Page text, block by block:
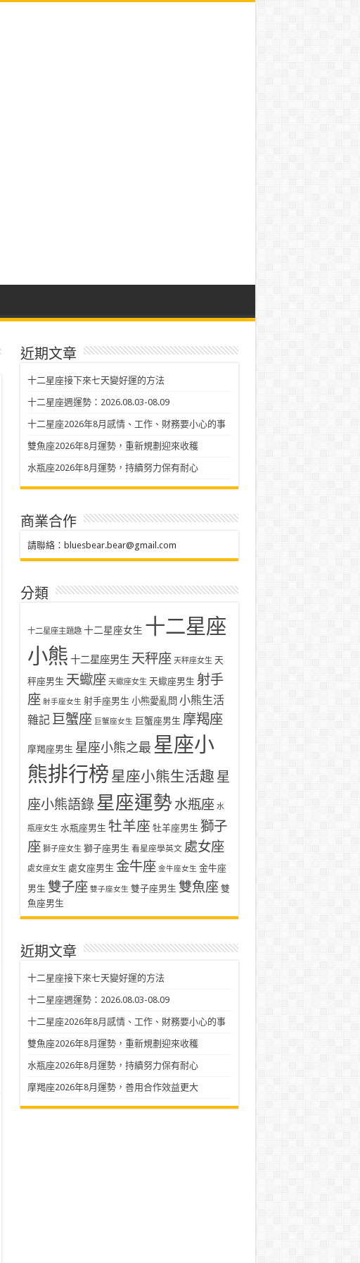
近期文章
十二星座接下來七天變好運的方法
十二星座週運勢：2026.08.03-08.09
十二星座2026年8月感情、工作、財務要小心的事
雙魚座2026年8月運勢，重新規劃迎來收穫
水瓶座2026年8月運勢，持續努力保有耐心
商業合作
請聯絡： bluesbear.bear@gmail.com
分類
十二星座主題趣 十二星座女生 十二星座
小熊 十二星座男生 天秤座 天秤座女生 天
秤座男生 天蠍座 天蠍座女生 天蠍座男生 射手
座 射手座女生 射手座男生 小熊愛亂問 小熊生活
雜記 巨蟹座 巨蟹座女生 巨蟹座男生 摩羯座
摩羯座男生 星座小熊之最 星座小
熊排行榜 星座小熊生活趣 星
座小熊語錄星座運勢 水瓶座 水
瓶座女生 水瓶座男生 牡羊座 牡羊座男生 獅子
座 獅子座女生 獅子座男生 看星座學英文 處女座
處女座女生 處女座男生 金牛座 金牛座女生 金牛座
男生 雙子座 雙子座女生 雙子座男生 雙魚座 雙
魚座男生
近期文章
十二星座接下來七天變好運的方法
十二星座週運勢：2026.08.03-08.09
十二星座2026年8月感情、工作、財務要小心的事
雙魚座2026年8月運勢，重新規劃迎來收穫
水瓶座2026年8月運勢，持續努力保有耐心
摩羯座2026年8月運勢，善用合作效益更大